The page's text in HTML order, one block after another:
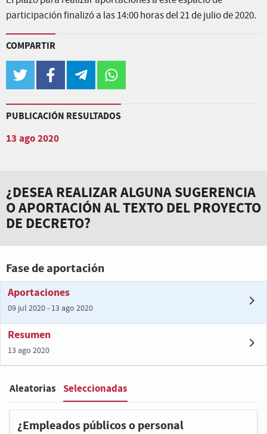
participación finalizó a las 14:00 horas del 21 de julio de 2020.
COMPARTIR
twitter facebook telegram
PUBLICACIÓN RESULTADOS
13 ago 2020
¿DESEA REALIZAR ALGUNA SUGERENCIA
O APORTACIÓN AL TEXTO DEL PROYECTO
DE DECRETO?
Fase de aportación
Aportaciones
09 jul 2020 - 13 ago 2020
Resumen
13 ago 2020
Filter:
Aleatorias Seleccionadas
¿Empleados públicos o personal